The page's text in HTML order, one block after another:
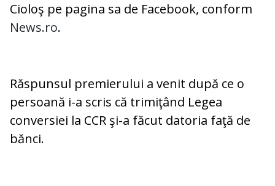
Cioloş pe pagina sa de Facebook, conform
News.ro.
Răspunsul premierului a venit după ce o
persoană i-a scris că trimiţând Legea
conversiei la CCR şi-a făcut datoria faţă de
bănci.